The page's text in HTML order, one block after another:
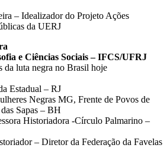
– Idealizador do Projeto Ações
da UERJ
e Ciências Sociais – IFCS/UFRJ
da luta negra no Brasil hoje
Estadual – RJ
Negras MG, Frente de Povos de
Sapas – BH
Historiadora -Círculo Palmarino –
– Diretor da Federação da Favelas